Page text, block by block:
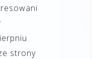
strony